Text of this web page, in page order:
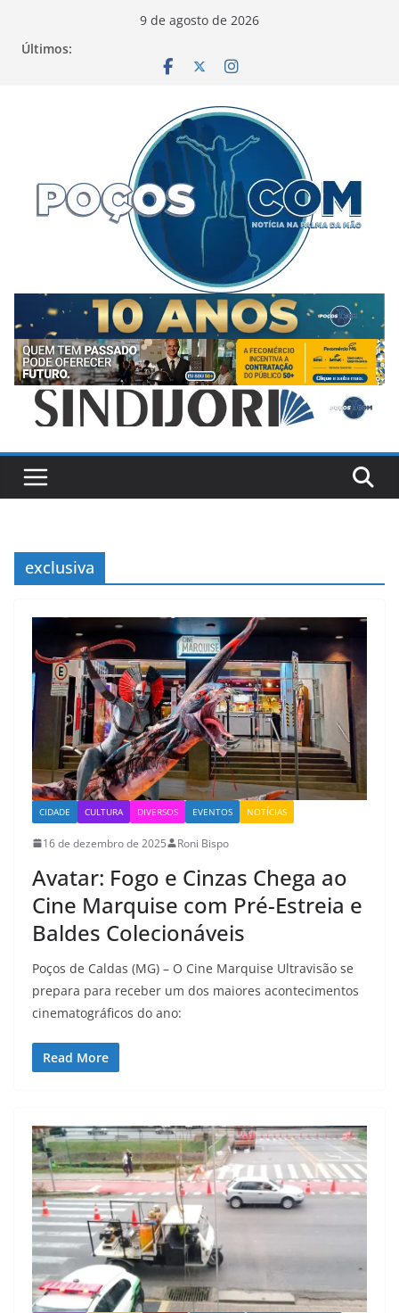
9 de agosto de 2026
Últimos:
exclusiva
CIDADE CULTURA DIVERSOS EVENTOS NOTÍCIAS
16 de dezembro de 2025 Roni Bispo
Avatar: Fogo e Cinzas Chega ao
Cine Marquise com Pré-Estreia e
Baldes Colecionáveis
Poços de Caldas (MG) – O Cine Marquise Ultravisão se
prepara para receber um dos maiores acontecimentos
cinematográficos do ano:
Read More